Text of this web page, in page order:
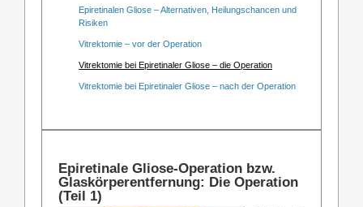
Epiretinalen Gliose – Alternativen, Heilungschancen und
Risiken
Vitrektomie – vor der Operation
Vitrektomie bei Epiretinaler Gliose – die Operation
Vitrektomie bei Epiretinaler Gliose – nach der Operation
Epiretinale Gliose-Operation bzw.
Glaskörperentfernung: Die Operation
(Teil 1)